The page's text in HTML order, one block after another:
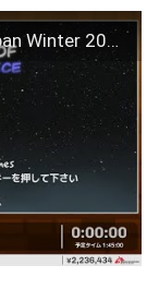
A Dance of Fire and Ice – RTA in Japan Winter 2025